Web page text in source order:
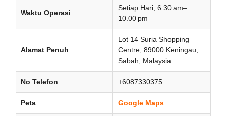
Waktu Operasi
Setiap Hari, 6.30 am–
10.00 pm
Alamat Penuh
Lot 14 Suria Shopping
Centre, 89000 Keningau,
Sabah, Malaysia
No Telefon +6087330375
Peta Google Maps